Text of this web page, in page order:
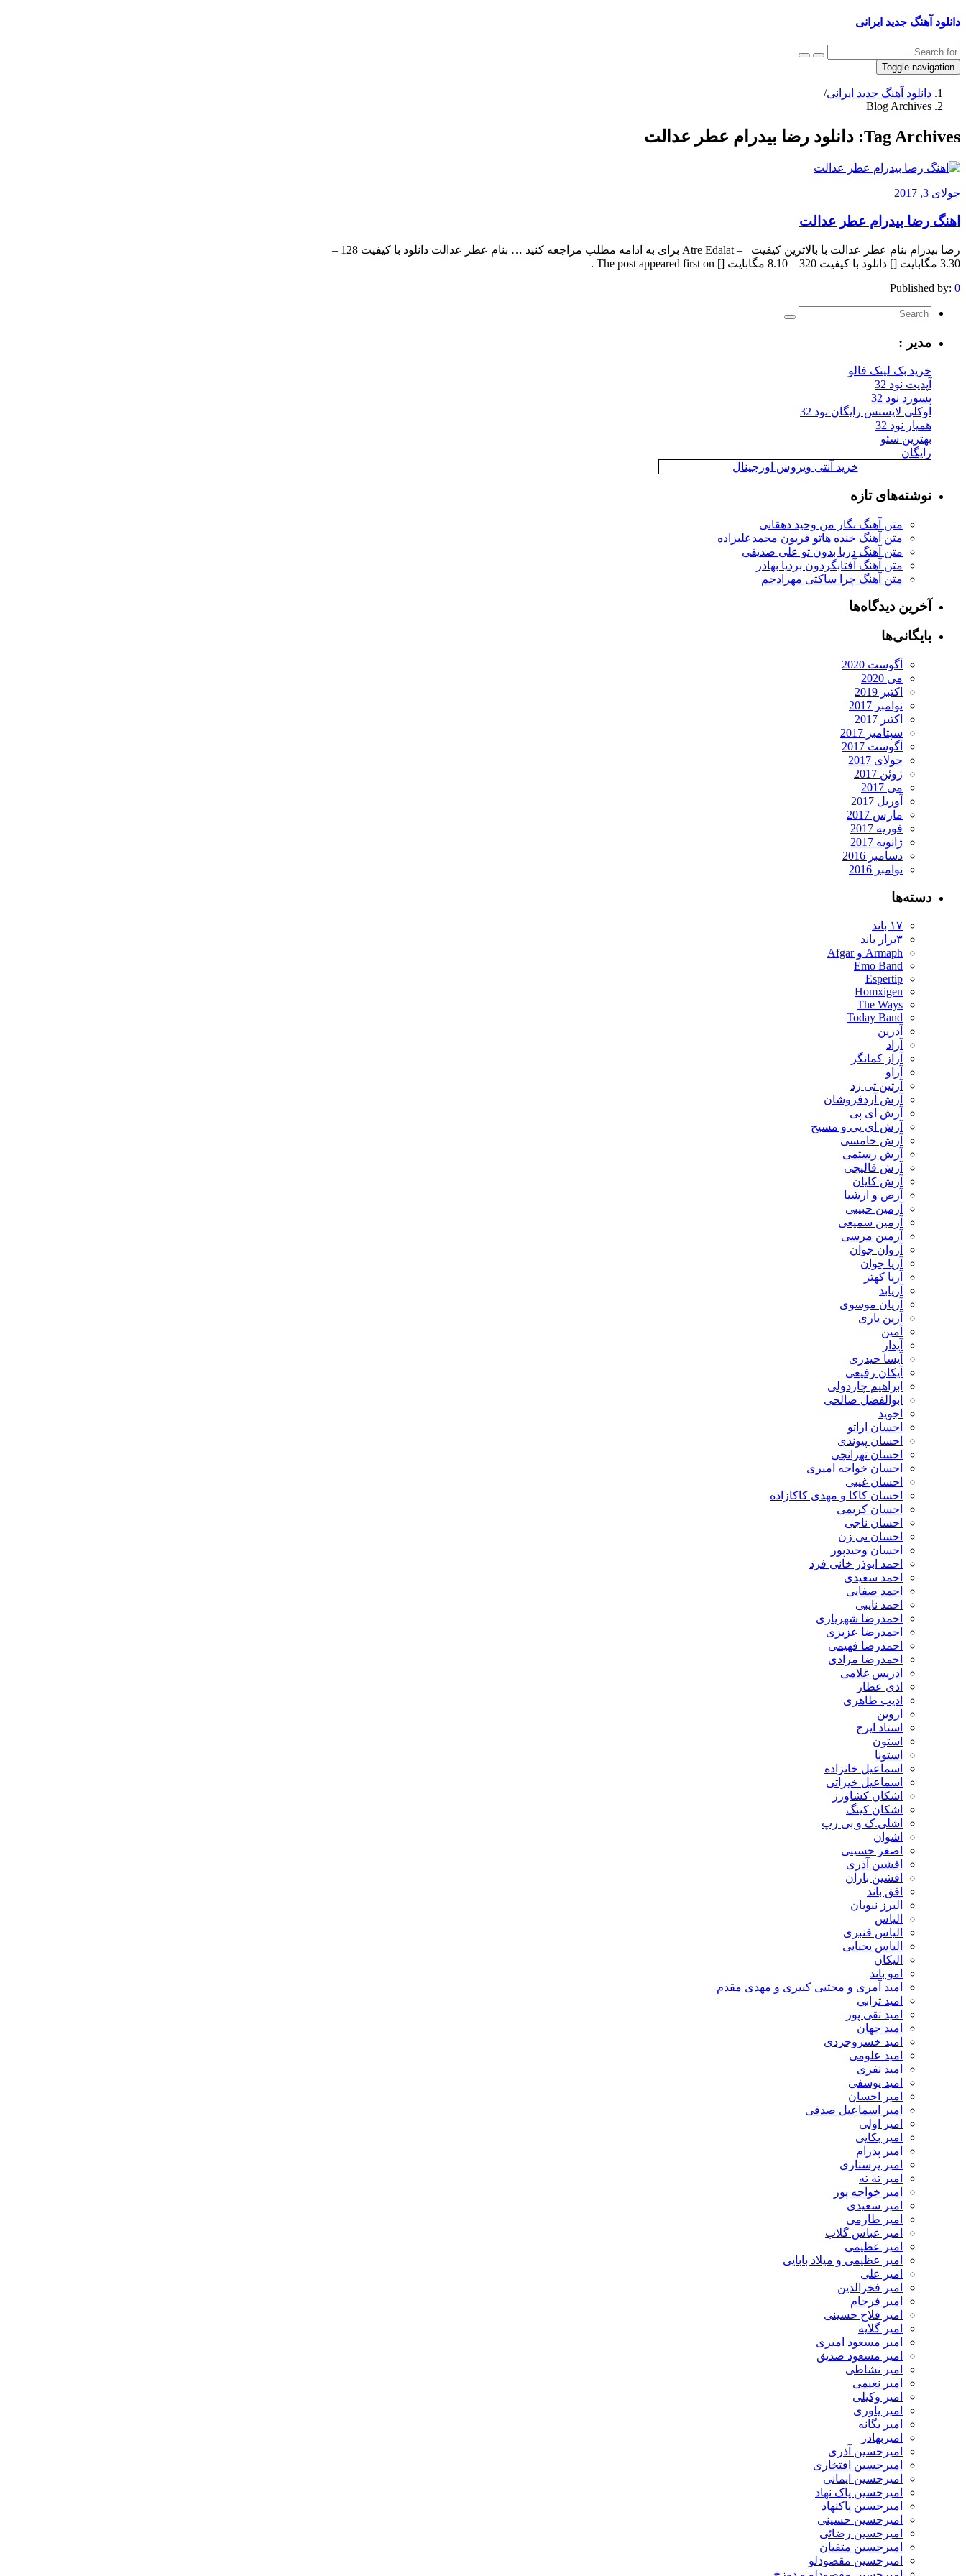
دانلود آهنگ جدید ایرانی
Toggle navigation
دانلود آهنگ جدید ایرانی/
Blog Archives
Tag Archives: دانلود رضا بیدرام عطر عدالت
جولای 3, 2017
اهنگ رضا بیدرام عطر عدالت
رضا بیدرام بنام عطر عدالت با بالاترین کیفیت – Atre Edalat برای به ادامه مطلب مراجعه کنید … بنام عطر عدالت دانلود با کیفیت 128 –
3.30 مگابایت [] دانلود با کیفیت 320 – 8.10 مگابایت [] The post appeared first on .
Published by: 0
مدیر :
خرید بک لینک فالو
آپدیت نود 32
پسورد نود 32
اوکلی لایسنس رایگان نود 32
همیار نود 32
بهترین سئو
رایگان
خرید آنتی ویروس اورجینال
نوشته‌های تازه
متن آهنگ نگار من وحید دهقانی
متن آهنگ خنده هاتو قربون محمدعلیزاده
متن آهنگ دریا بدون تو علی صدیقی
متن آهنگ آفتابگردون بردیا بهادر
متن آهنگ چرا ساکتی مهرادجم
آخرین دیدگاه‌ها
بایگانی‌ها
آگوست 2020
می 2020
اکتبر 2019
نوامبر 2017
اکتبر 2017
سپتامبر 2017
آگوست 2017
جولای 2017
ژوئن 2017
می 2017
آوریل 2017
مارس 2017
فوریه 2017
ژانویه 2017
دسامبر 2016
نوامبر 2016
دسته‌ها
۱۷ باند
۳برار باند
Armaph و Afgar
Emo Band
Espertip
Homxigen
The Ways
Today Band
آدرین
آراد
آراز کمانگر
آراو
آرتین تی زد
آرش آردفروشان
آرش ای پی
آرش ای پی و مسیح
آرش خامسی
آرش رستمی
آرش قالیچی
آرش کایان
​آرض و ارشیا
آرمین حبیبی
آرمین سمیعی
آرمین مرسی
آروان جوان
آریا جوان
آریا کهتر
آریابد
آریان موسوی
آرین یاری
آمین
آیدار
آیسا حیدری
آیکان رفیعی
ابراهیم چاردولی
ابوالفضل صالحی
اجوید
احسان اراتو
احسان پیوندی
احسان تهرانچی
احسان خواجه امیری
احسان غیبی
احسان کاکا و مهدی کاکازاده
احسان کریمی
احسان ناجی
احسان نی زن
احسان وحیدپور
احمد ابوذر خانی فرد
احمد سعیدی
احمد صفایی
احمد نایبی
احمدرضا شهریاری
احمدرضا عزیزی
احمدرضا فهیمی
احمدرضا مرادی
ادریس غلامی
ادی عطار
ادیب طاهری
اروین
استاد ایرج
استون
استونا
اسماعیل خانزاده
اسماعیل خیراتی
اشکان کشاورز
اشکان کینگ
اشلی.ک و بی رپ
اشوان
اصغر حسینی
افشین آذری
افشین باران
افق باند
البرز نبویان
الیاس
الیاس قنبرى
الیاس یحیایی
الیکان
امو باند
امید آمری و مجتبی کبیری و مهدى مقدم
امید ترابی
امید تقی پور
امید جهان
امید خسروجردی
امید علومی
امید نفری
امید یوسفی
امیر احسان
امیر اسماعیل صدفی
امیر اولی
امیر بکایی
امیر پدرام
امیر پرستاری
امیر ته ته
امیر خواجه پور
امیر سعیدی
امیر طارمی
امیر عباس گلاب
امیر عظیمی
امیر عظیمی و میلاد بابایی
امیر علی
امیر فخرالدین
امیر فرجام
امیر فلاح حسینی
امیر گلایه
امیر مسعود امیری
امیر مسعود صدیق
امیر نشاطی
امیر نعیمی
امیر وکیلی
امیر یاوری
امیر یگانه
امیربهادر
امیرحسین آذری
امیرحسین افتخاری
امیرحسین ایمانی
امیرحسین پاک نهاد
امیرحسین پاکنهاد
امیرحسین حسینی
امیرحسین رضائی
امیرحسین متقیان
امیرحسین مقصودلو